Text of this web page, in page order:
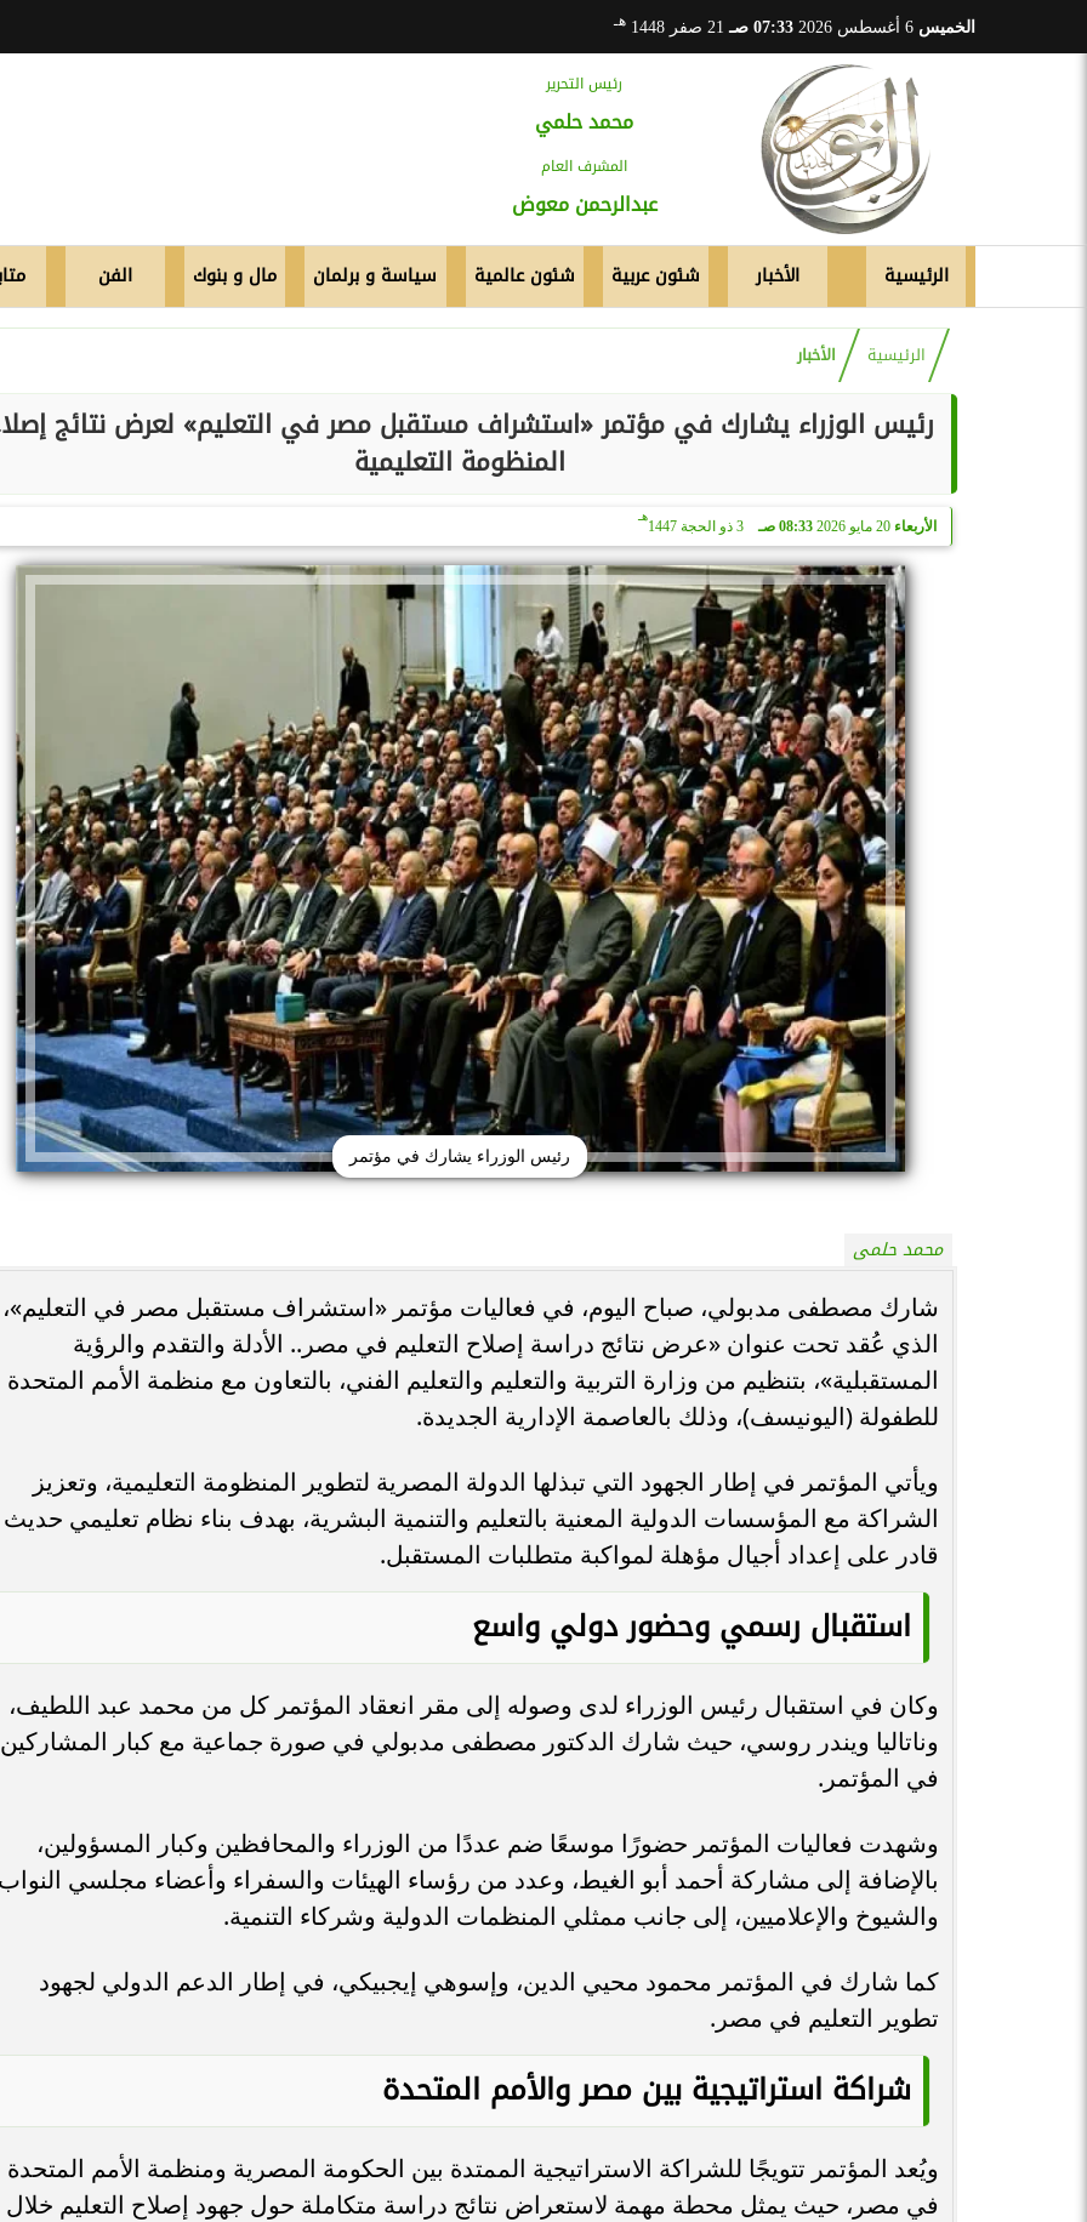
الخميس 07:33 صـ 21 صفر 1448 هـ
رئيس التحرير
محمد حلمي
المشرف العام
عبدالرحمن معوض
الرئيسية الأخبار شئون عربية شئون عالمية سياسة و برلمان مال و بنوك الفن
الرئيسية الأخبار
رئيس الوزراء يشارك في مؤتمر «استشراف مستقبل مصر في التعليم» لعرض نتائج
المنظومة التعليمية
الأربعاء 20 مايو 2026 08:33 صـ 3 ذو الحجة 1447
هـ
رئيس الوزراء يشارك في مؤتمر
محمد حلمى
شارك مصطفى مدبولي، صباح اليوم، في فعاليات مؤتمر «استشراف مستقبل مصر في التعليم»،
الذي عُقد تحت عنوان «عرض نتائج دراسة إصلاح التعليم في مصر.. الأدلة والتقدم والرؤية
المستقبلية»، بتنظيم من وزارة التربية والتعليم والتعليم الفني، بالتعاون مع منظمة الأمم المتحدة
للطفولة (اليونيسف)، وذلك بالعاصمة الإدارية الجديدة.
ويأتي المؤتمر في إطار الجهود التي تبذلها الدولة المصرية لتطوير المنظومة التعليمية، وتعزيز
الشراكة مع المؤسسات الدولية المعنية بالتعليم والتنمية البشرية، بهدف بناء نظام تعليمي حديث
قادر على إعداد أجيال مؤهلة لمواكبة متطلبات المستقبل.
استقبال رسمي وحضور دولي واسع
وكان في استقبال رئيس الوزراء لدى وصوله إلى مقر انعقاد المؤتمر كل من محمد عبد اللطيف،
وناتاليا ويندر روسي، حيث شارك الدكتور مصطفى مدبولي في صورة جماعية مع كبار المشاركين
في المؤتمر.
وشهدت فعاليات المؤتمر حضورًا موسعًا ضم عددًا من الوزراء والمحافظين وكبار المسؤولين،
بالإضافة إلى مشاركة أحمد أبو الغيط، وعدد من رؤساء الهيئات والسفراء وأعضاء مجلسي
والشيوخ والإعلاميين، إلى جانب ممثلي المنظمات الدولية وشركاء التنمية.
كما شارك في المؤتمر محمود محيي الدين، وإسوهي إيجبيكي، في إطار الدعم الدولي لجهود
تطوير التعليم في مصر.
شراكة استراتيجية بين مصر والأمم المتحدة
ويُعد المؤتمر تتويجًا للشراكة الاستراتيجية الممتدة بين الحكومة المصرية ومنظمة الأمم المتحدة
في مصر، حيث يمثل محطة مهمة لاستعراض نتائج دراسة متكاملة حول جهود إصلاح التعليم خلال